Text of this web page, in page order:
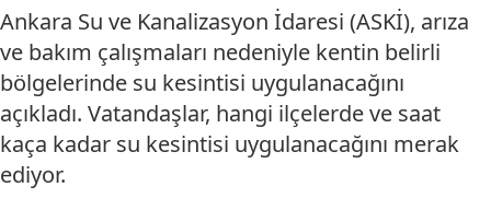
Ankara Su ve Kanalizasyon İdaresi (ASKİ), arıza
ve bakım çalışmaları nedeniyle kentin belirli
bölgelerinde su kesintisi uygulanacağını
açıkladı. Vatandaşlar, hangi ilçelerde ve saat
kaça kadar su kesintisi uygulanacağını merak
ediyor.